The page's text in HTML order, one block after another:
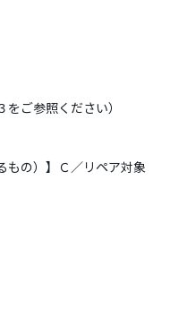
ご参照ください）
もの）】Ｃ／リペア対象